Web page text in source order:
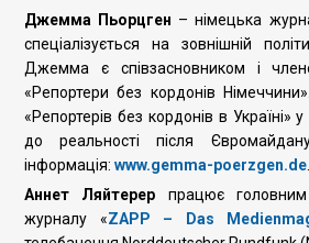
Джемма Пьорцген – німецька
спеціалізується на зовнішній
Джемма є співзасновником і
«Репортери без кордонів
«Репортерів без кордонів в Україні»
до реальності після
інформація: www.gemma-poerzgen.de
Аннет Ляйтерер працює
журналу «ZAPP – Das